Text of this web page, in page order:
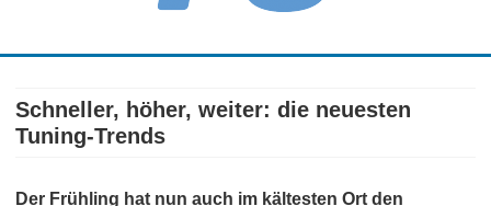
Skip
content
Schneller, höher, weiter: die neuesten
Tuning-Trends
Der Frühling hat nun auch im kältesten Ort den